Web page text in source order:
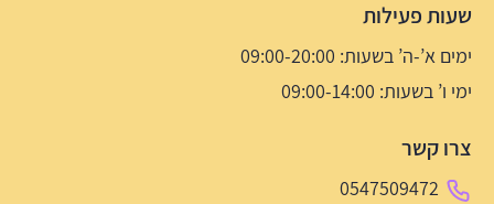
שעות פעילות
ימים א’-ה’ בשעות: 09:00-20:00
ימי ו’ בשעות: 09:00-14:00
צרו קשר
0547509472